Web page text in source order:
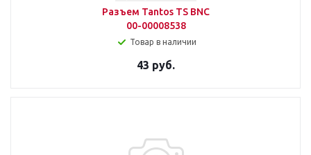
Разъем Tantos TS BNC
00-00008538
Товар в наличии
43 руб.